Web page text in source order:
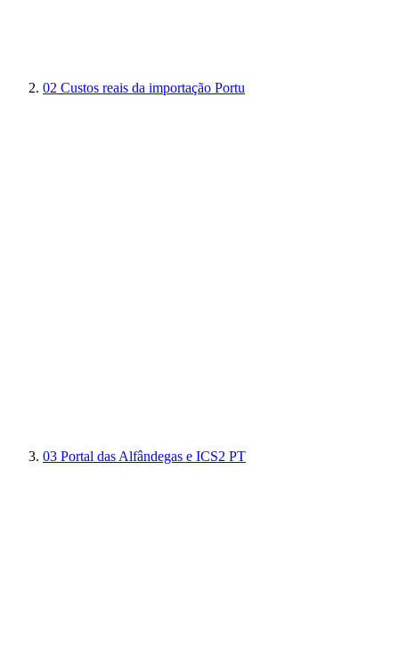
02 Custos reais da importação Portu
03 Portal das Alfândegas e ICS2 PT